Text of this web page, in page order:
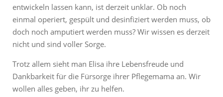
entwickeln lassen kann, ist derzeit unklar. Ob noch
einmal operiert, gespült und desinfiziert werden muss, ob
doch noch amputiert werden muss? Wir wissen es derzeit
nicht und sind voller Sorge.
Trotz allem sieht man Elisa ihre Lebensfreude und
Dankbarkeit für die Fürsorge ihrer Pflegemama an. Wir
wollen alles geben, ihr zu helfen.